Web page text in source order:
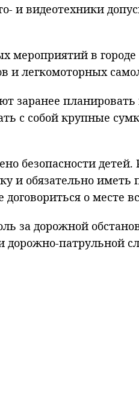
и видеотехники
мероприятий в
и легкомоторных
заранее
с собой крупные
безопасности
и обязательно
договориться о месте
за дорожной
дорожно-патрульной